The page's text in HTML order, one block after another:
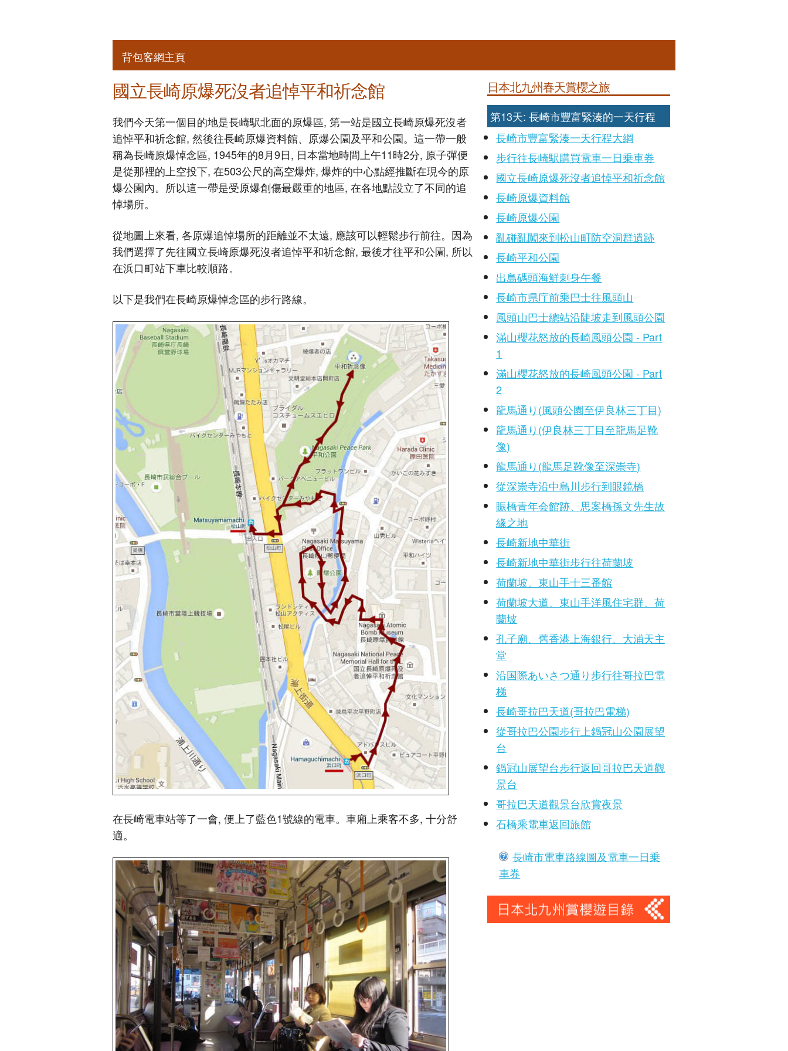
背包客網主頁
國立長崎原爆死沒者追悼平和祈念館
我們今天第一個目的地是長崎駅北面的原爆區, 第一站是國立長崎原爆死沒者
追悼平和祈念館, 然後往長崎原爆資料館、原爆公園及平和公園。這一帶一般
稱為長崎原爆悼念區, 1945年的8月9日, 日本當地時間上午11時2分, 原子彈便
是從那裡的上空投下, 在503公尺的高空爆炸, 爆炸的中心點經推斷在現今的原
爆公園內。所以這一帶是受原爆創傷最嚴重的地區, 在各地點設立了不同的追
悼場所。
從地圖上來看, 各原爆追悼場所的距離並不太遠, 應該可以輕鬆步行前往。因為
我們選擇了先往國立長崎原爆死沒者追悼平和祈念館, 最後才往平和公園, 所以
在浜口町站下車比較順路。
以下是我們在長崎原爆悼念區的步行路線。
在長崎電車站等了一會, 便上了藍色1號線的電車。車廂上乘客不多, 十分舒
適。
日本北九州春天賞櫻之旅
第13天: 長崎市豐富緊湊的一天行程
長崎市豐富緊湊一天行程大綱
步行往長崎駅購買電車一日乗車券
國立長崎原爆死沒者追悼平和祈念館
長崎原爆資料館
長崎原爆公園
亂碰亂闖來到松山町防空洞群遺跡
長崎平和公園
出島碼頭海鮮刺身午餐
長崎市県庁前乘巴士往風頭山
風頭山巴士總站沿陡坡走到風頭公園
滿山櫻花怒放的長崎風頭公園 - Part
1
滿山櫻花怒放的長崎風頭公園 - Part
2
龍馬通り(風頭公園至伊良林三丁目)
龍馬通り(伊良林三丁目至龍馬足靴
像)
龍馬通り(龍馬足靴像至深崇寺)
從深崇寺沿中島川步行到眼鏡橋
賑橋青年会館跡、思案橋孫文先生故
緣之地
長崎新地中華街
長崎新地中華街步行往荷蘭坡
荷蘭坡、東山手十三番館
荷蘭坡大道、東山手洋風住宅群、荷
蘭坡
孔子廟、舊香港上海銀行、大浦天主
堂
沿国際あいさつ通り步行往哥拉巴電
梯
長崎哥拉巴天道(哥拉巴電梯)
從哥拉巴公園步行上鍋冠山公園展望
台
鍋冠山展望台步行返回哥拉巴天道觀
景台
哥拉巴天道觀景台欣賞夜景
石橋乘電車返回旅館
長崎市電車路線圖及電車一日乗
車券